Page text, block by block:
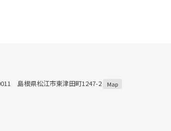
島根県松江市東津田町1247-2 Map